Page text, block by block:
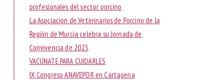
profesionales del sector porcino
La Asociación de Veterinarios de Porcino de la
Región de Murcia celebra su Jornada de
Convivencia de 2025
VACÚNATE PARA CUIDARLES
IX Congreso ANAVEPOR en Cartagena